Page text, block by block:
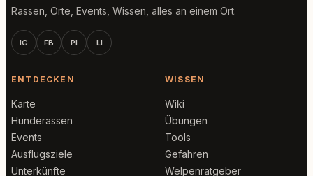
Rassen, Orte, Events, Wissen, alles an einem Ort.
IG FB PI LI
ENTDECKEN
Karte
Hunderassen
Events
Ausflugsziele
Unterkünfte
WISSEN
Wiki
Übungen
Tools
Gefahren
Welpenratgeber